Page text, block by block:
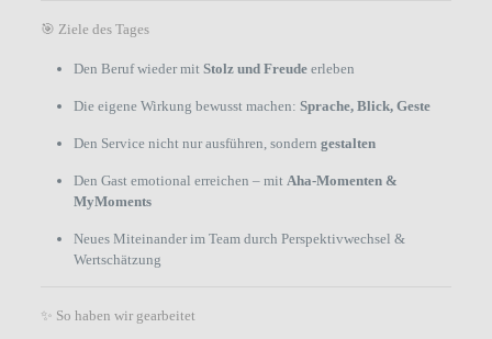
🎯 Ziele des Tages
Den Beruf wieder mit Stolz und Freudeerleben
Die eigene Wirkung bewusst machen: Sprache, Blick, Geste
Den Service nicht nur ausführen, sondern gestalten
Den Gast emotional erreichen – mit Aha-Momenten &
MyMoments
Neues Miteinander im Team durch Perspektivwechsel &
Wertschätzung
✨ So haben wir gearbeitet